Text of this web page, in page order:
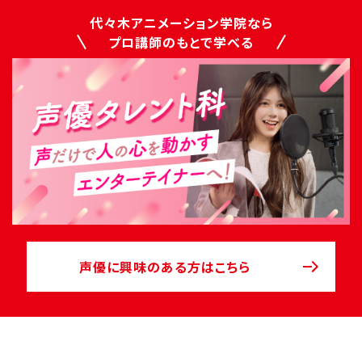
代々木アニメーション学院なら
プロ講師のもとで学べる
声優に興味のある方はこちら